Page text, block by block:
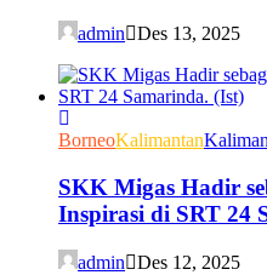
admin Des 13, 2025
BorneoKalimantan
SKK Migas Hadir
Inspirasi di SRT 24
admin Des 12, 2025